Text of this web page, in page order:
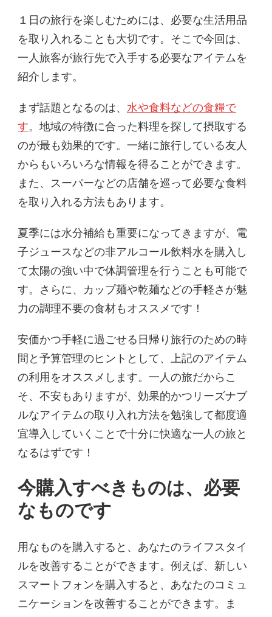
１日の旅行を楽しむためには、必要な生活用品
を取り入れることも大切です。そこで今回は、
一人旅客が旅行先で入手する必要なアイテムを
紹介します。
まず話題となるのは、 水や食料などの食糧で
す。地域の特徴に合った料理を探して摂取する
のが最も効果的です。一緒に旅行している友人
からもいろいろな情報を得ることができます。
また、スーパーなどの店舗を巡って必要な食料
を取り入れる方法もあります。
夏季には水分補給も重要になってきますが、電
子ジュースなどの非アルコール飲料水を購入し
て太陽の強い中で体調管理を行うことも可能で
す。さらに、カップ麺や乾麺などの手軽さが魅
力の調理不要の食材もオススメです！
安価かつ手軽に過ごせる日帰り旅行のための時
間と予算管理のヒントとして、上記のアイテム
の利用をオススメします。一人の旅だからこ
そ、不安もありますが、効果的かつリーズナブ
ルなアイテムの取り入れ方法を勉強して都度適
宜導入していくことで十分に快適な一人の旅と
なるはずです！
今購入すべきものは、必要
なものです
用なものを購入すると、あなたのライフスタイ
ルを改善することができます。例えば、新しい
スマートフォンを購入すると、あなたのコミュ
ニケーションを改善することができます。ま